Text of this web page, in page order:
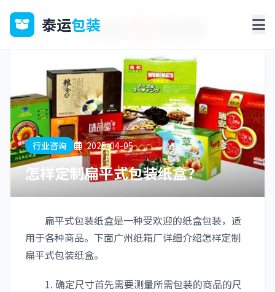
泰运包装
行业咨询 2025-04-05
怎样定制扁平式包装纸盒?
扁平式包装纸盒是一种受欢迎的纸盒包装，适
用于各种商品。下面广州纸箱厂详细介绍怎样定制
扁平式包装纸盒。
1. 确定尺寸首先需要测量所需包装的商品的尺